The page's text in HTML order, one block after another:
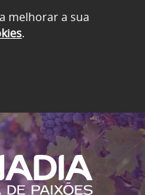
melhorar a sua
.